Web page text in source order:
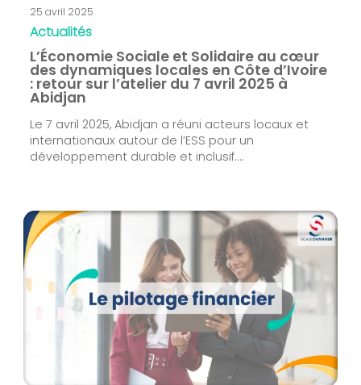
25 avril 2025
Actualités
L’Économie Sociale et Solidaire au cœur
des dynamiques locales en Côte d’Ivoire
: retour sur l’atelier du 7 avril 2025 à
Abidjan
Le 7 avril 2025, Abidjan a réuni acteurs locaux et
internationaux autour de l’ESS pour un
développement durable et inclusif....